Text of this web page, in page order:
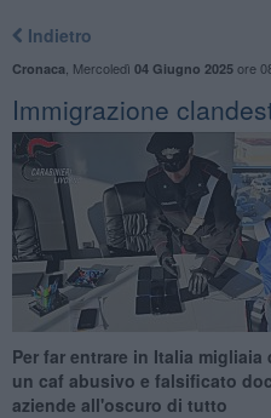
Indietro
Cronaca Mercoledì 04 Giugno 2025ore
Immigrazione
Per far entrare in Italia
un caf abusivo e falsificato
aziende all'oscuro di tutto